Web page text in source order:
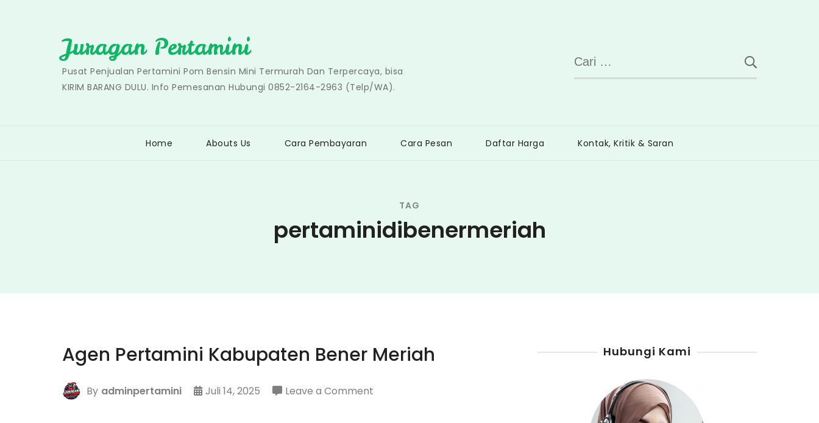
Juragan Pertamini
Pusat Penjualan Pertamini Pom Bensin Mini Termurah Dan Terpercaya, bisa
KIRIM BARANG DULU. Info Pemesanan Hubungi 0852-2164-2963 (Telp/WA).
Cari
untuk:
Home Abouts Us Cara Pembayaran Cara Pesan Daftar Harga Kontak, Kritik & Saran
TAG
pertaminidibenermeriah
Agen Pertamini Kabupaten Bener Meriah
By adminpertamini Juli 14, 2025 Leave a Commenton
Hubungi Kami